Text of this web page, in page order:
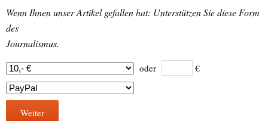
Wenn Ihnen unser Artikel gefallen hat: Unterstützen Sie diese Form
des
Journalismus.
oder €
Weiter